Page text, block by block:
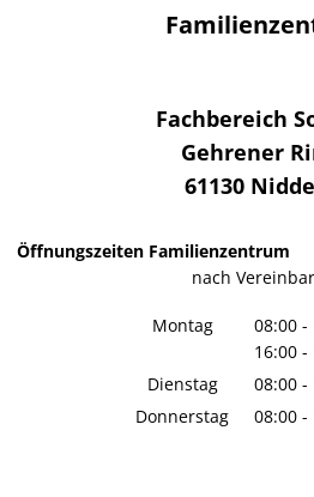
Fachbereich
Gehrener
61130
Öffnungszeiten
nach
Montag 08:00 -
16:00 -
Dienstag 08:00 -
Donnerstag 08:00 -